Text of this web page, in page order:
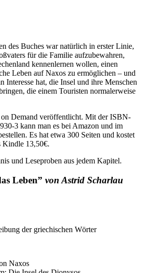
des Buches war natürlich in erster Linie,
für die Familie aufzubewahren,
kennenlernen wollen, einen
Leben auf Naxos zu ermöglichen – und
Interesse hat, die Insel und ihre Menschen
die einem Touristen normalerweise
Demand veröffentlicht. Mit der ISBN-
3 kann man es bei Amazon und im
Es hat etwa 300 Seiten und kostet
Kindle 13,50€.
und Leseproben aus jedem Kapitel.
Leben” von Astrid Scharlau
der griechischen Wörter
Naxos